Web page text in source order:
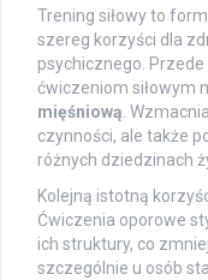
Trening siłowy to
szereg korzyści dla
psychicznego.
ćwiczeniom siłowym
mięśniową .
czynności, ale także
różnych dziedzinach
Kolejną istotną
Ćwiczenia oporowe
ich struktury, co
szczególnie u osób